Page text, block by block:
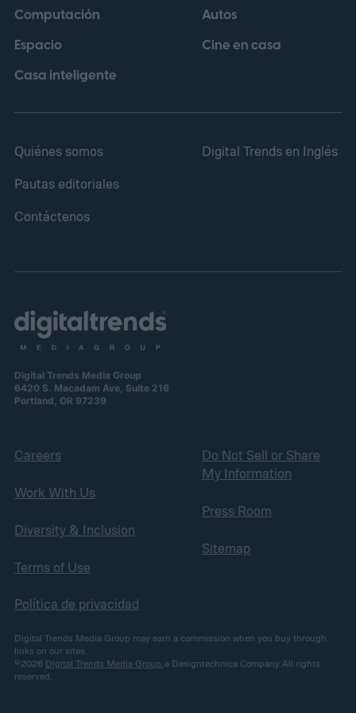
Computación
Espacio
Casa inteligente
Autos
Cine en casa
Quiénes somos
Pautas editoriales
Contáctenos
Digital Trends en Inglés
Digital Trends Media Group
6420 S. Macadam Ave, Suite 216
Portland, OR 97239
Careers
Work With Us
Diversity & Inclusion
Terms of Use
Política de privacidad
Do Not Sell or Share
My Information
Press Room
Sitemap
Digital Trends Media Group may earn a commission when you buy through
links on our sites.
©2026 Digital Trends Media Group, a Designtechnica Company. All rights
reserved.